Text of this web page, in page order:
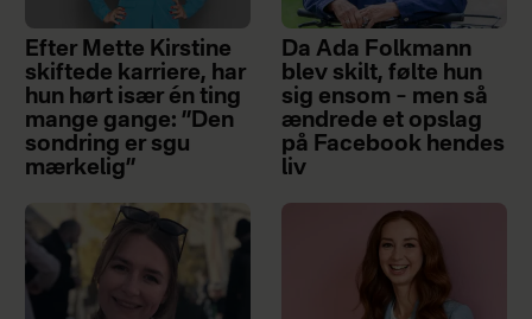
Efter Mette Kirstine
skiftede karriere, har
hun hørt især én ting
mange gange: ”Den
sondring er sgu
mærkelig”
Da Ada Folkmann
blev skilt, følte hun
sig ensom – men så
ændrede et opslag
på Facebook hendes
liv